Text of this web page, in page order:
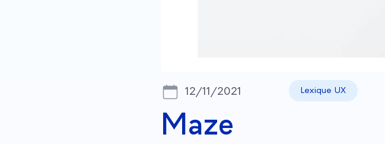
12/11/2021 Lexique UX
Maze